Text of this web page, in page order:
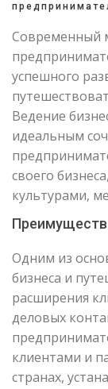
Современный
успешного
Ведение
идеальным
своего
культурами,
Одним из
бизнеса и
расширения
деловых
клиентами и
странах,